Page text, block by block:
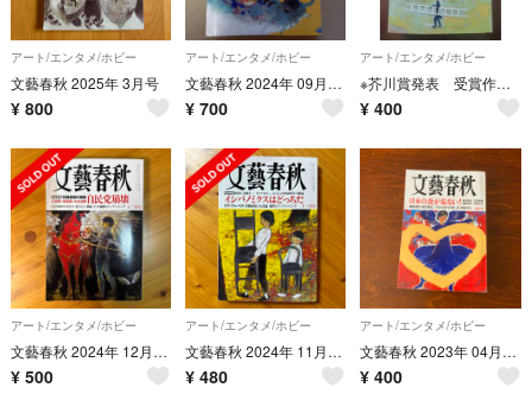
アート/エンタメ/ホビー
文藝春秋 2025年 3月号
¥ 800
アート/エンタメ/ホビー
文藝春秋 2024年 09月号 [雑誌]
¥ 700
アート/エンタメ/ホビー
※芥川賞発表 受賞作全文掲載※ 文藝春秋 2023年 09月号 [雑誌]
¥ 400
アート/エンタメ/ホビー
文藝春秋 2024年 12月号 [雑誌]
¥ 500
アート/エンタメ/ホビー
文藝春秋 2024年 11月号 [雑誌]
¥ 480
アート/エンタメ/ホビー
文藝春秋 2023年 04月号 [雑誌]
¥ 400